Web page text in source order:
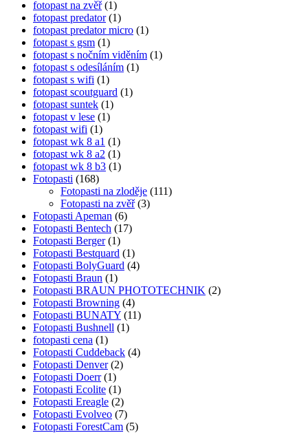
fotopast na zvěř(1)
fotopast predator(1)
fotopast predator micro (1)
fotopast s gsm (1)
fotopast s nočním viděním (1)
fotopast s odesíláním (1)
fotopast s wifi (1)
fotopast scoutguard (1)
fotopast suntek (1)
fotopast v lese (1)
fotopast wifi (1)
fotopast wk 8 a1 (1)
fotopast wk 8 a2 (1)
fotopast wk 8 b3 (1)
Fotopasti (168)
Fotopasti na zloděje (111)
Fotopasti na zvěř(3)
Fotopasti Apeman (6)
Fotopasti Bentech (17)
Fotopasti Berger(1)
Fotopasti Bestquard (1)
Fotopasti BolyGuard (4)
Fotopasti Braun (1)
Fotopasti BRAUN PHOTOTECHNIK (2)
Fotopasti Browning (4)
Fotopasti BUNATY (11)
Fotopasti Bushnell (1)
fotopasti cena (1)
Fotopasti Cuddeback (4)
Fotopasti Denver(2)
Fotopasti Doerr(1)
Fotopasti Ecolite (1)
Fotopasti Ereagle (2)
Fotopasti Evolveo (7)
Fotopasti ForestCam (5)